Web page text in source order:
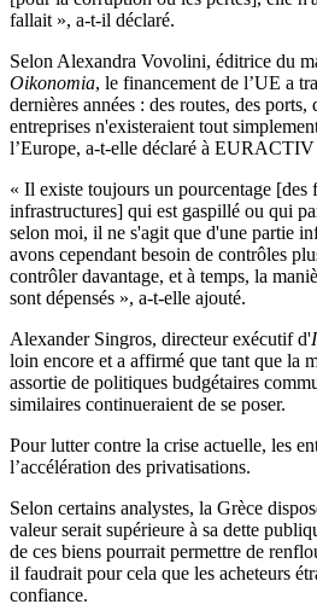
fallait », a-t-il déclaré.
Selon Alexandra Vovolini, éditrice du
Oikonomia, le financement de l’UE a
dernières années : des routes, des ports,
entreprises n'existeraient tout
l’Europe, a-t-elle déclaré à EURACTIV
« Il existe toujours un pourcentage [des
infrastructures] qui est gaspillé ou qui
selon moi, il ne s'agit que d'une partie
avons cependant besoin de contrôles
contrôler davantage, et à temps, la
sont dépensés », a-t-elle ajouté.
Alexander Singros, directeur exécutif d'
loin encore et a affirmé que tant que la
assortie de politiques budgétaires
similaires continueraient de se poser.
Pour lutter contre la crise actuelle, les
l’accélération des privatisations.
Selon certains analystes, la Grèce
valeur serait supérieure à sa dette
de ces biens pourrait permettre de
il faudrait pour cela que les acheteurs
confiance.